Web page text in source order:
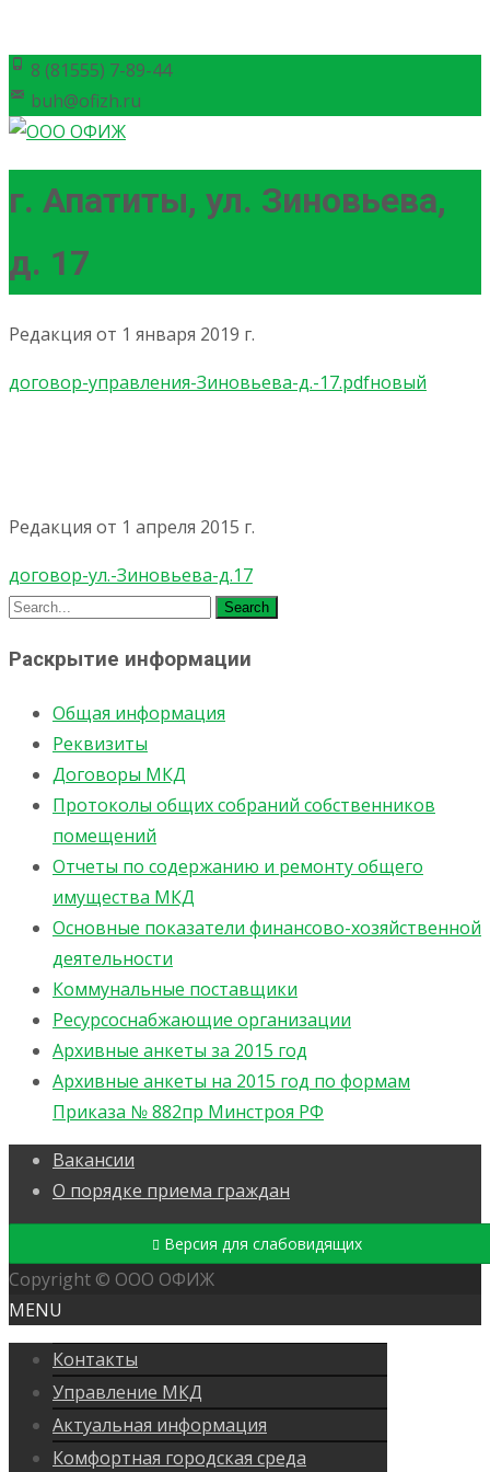
8 (81555) 7-89-44
buh@ofizh.ru
г. Апатиты, ул. Зиновьева,
д. 17
Редакция от 1 января 2019 г.
договор-управления-Зиновьева-д.-17.pdfновый
Редакция от 1 апреля 2015 г.
договор-ул.-Зиновьева-д.17
Search
Раскрытие информации
Общая информация
Реквизиты
Договоры МКД
Протоколы общих собраний собственников
помещений
Отчеты по содержанию и ремонту общего
имущества МКД
Основные показатели финансово-хозяйственной
деятельности
Коммунальные поставщики
Ресурсоснабжающие организации
Архивные анкеты за 2015 год
Архивные анкеты на 2015 год по формам
Приказа № 882пр Минстроя РФ
Вакансии
О порядке приема граждан
Версия для слабовидящих
Copyright © ООО ОФИЖ
MENU
Контакты
Управление МКД
Актуальная информация
Комфортная городская среда